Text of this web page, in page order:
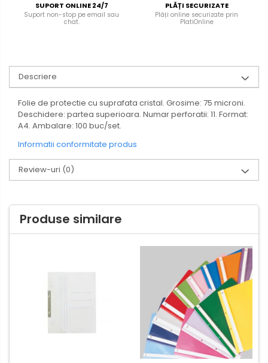
SUPORT ONLINE 24/7
Suport non-stop pe email sau
chat.
PLĂȚI SECURIZATE
Plăți online securizate prin
PlatiOnline
Descriere
Folie de protectie cu suprafata cristal. Grosime: 75 microni.
Deschidere: partea superioara. Numar perforatii: 11. Format:
A4. Ambalare: 100 buc/set.
Informatii conformitate produs
Review-uri (0)
Produse similare